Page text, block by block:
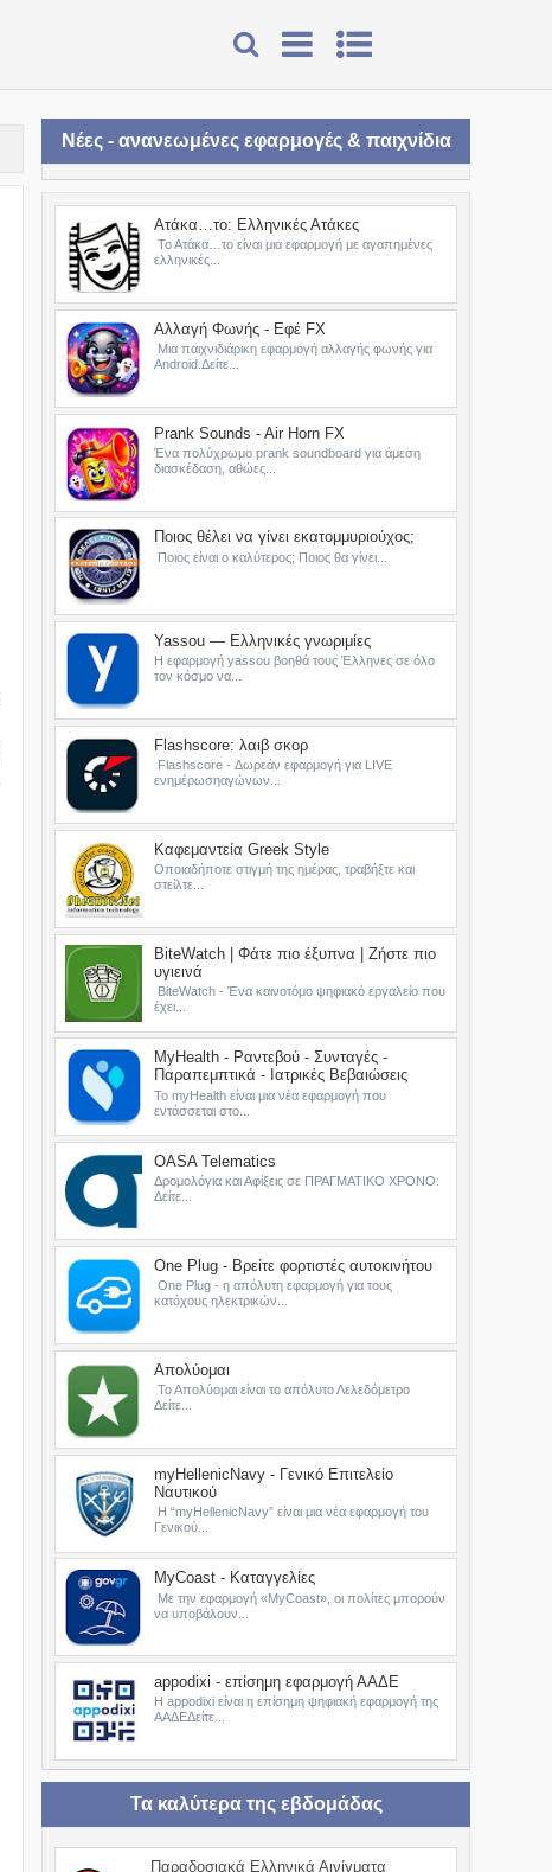
Νέες - ανανεωμένες εφαρμογές & παιχνίδια
Ατάκα…το: Ελληνικές Ατάκες
Το Ατάκα…το είναι μια εφαρμογή με αγαπημένες
ελληνικές...
Αλλαγή Φωνής - Εφέ FX
Μια παιχνιδιάρικη εφαρμογή αλλαγής φωνής για
Android.Δείτε...
Prank Sounds - Air Horn FX
Ένα πολύχρωμο prank soundboard για άμεση
διασκέδαση, αθώες...
Ποιος θέλει να γίνει εκατομμυριούχος;
Ποιος είναι ο καλύτερος; Ποιος θα γίνει...
Yassou — Ελληνικές γνωριμίες
Η εφαρμογή yassou βοηθά τους Έλληνες σε όλο
τον κόσμο να...
Flashscore: λαιβ σκορ
Flashscore - Δωρεάν εφαρμογή για LIVE
ενημέρωσηαγώνων...
Καφεμαντεία Greek Style
Οποιαδήποτε στιγμή της ημέρας, τραβήξτε και
στείλτε...
BiteWatch | Φάτε πιο έξυπνα | Ζήστε πιο
υγιεινά
BiteWatch - Ένα καινοτόμο ψηφιακό εργαλείο που
έχει...
MyHealth - Ραντεβού - Συνταγές -
Παραπεμπτικά - Ιατρικές Βεβαιώσεις
Το myHealth είναι μια νέα εφαρμογή που
εντάσσεται στο...
OASA Telematics
Δρομολόγια και Αφίξεις σε ΠΡΑΓΜΑΤΙΚΟ ΧΡΟΝΟ:
Δείτε...
One Plug - Βρείτε φορτιστές αυτοκινήτου
One Plug - η απόλυτη εφαρμογή για τους
κατόχους ηλεκτρικών...
Απολύομαι
Το Απολύομαι είναι το απόλυτο Λελεδόμετρο
Δείτε...
myHellenicNavy - Γενικό Επιτελείο
Ναυτικού
Η “myHellenicNavy” είναι μια νέα εφαρμογή του
Γενικού...
MyCoast - Καταγγελίες
Με την εφαρμογή «MyCoast», οι πολίτες μπορούν
να υποβάλουν...
appodixi - επίσημη εφαρμογή ΑΑΔΕ
Η appodixi είναι η επίσημη ψηφιακή εφαρμογή της
ΑΑΔΕΔείτε...
Τα καλύτερα της εβδομάδας
Παραδοσιακά Ελληνικά Αινίγματα